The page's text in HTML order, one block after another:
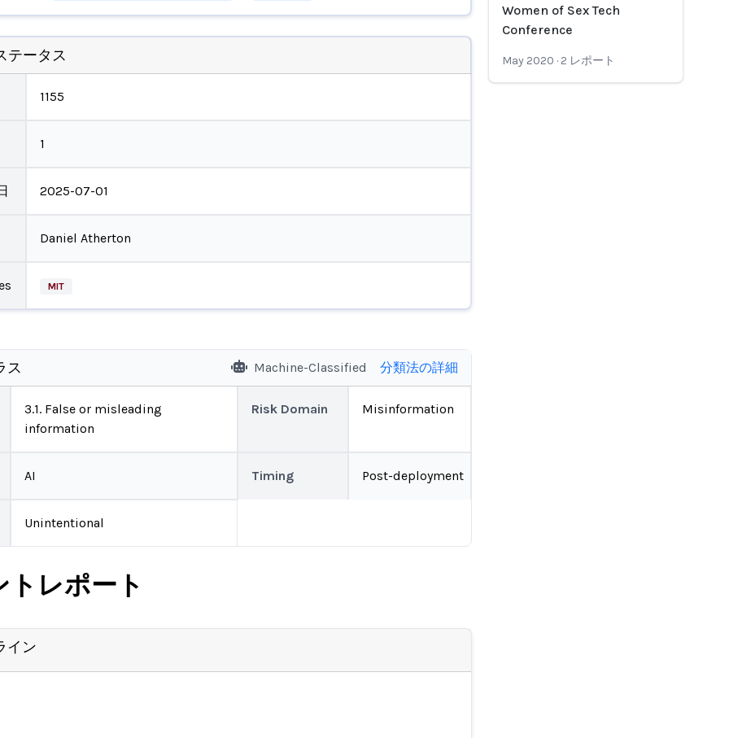
テータス
1155
1
2025-07-01
Daniel Atherton
MIT
ス Machine-Classified 分類法の詳細
3.1. False or misleading
information
Risk Domain Misinformation
AI Timing Post-deployment
Unintentional
レポート
イン
Women of Sex Tech
Conference
May 2020 · 2 レポート